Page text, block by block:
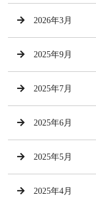
2026年3月
2025年9月
2025年7月
2025年6月
2025年5月
2025年4月